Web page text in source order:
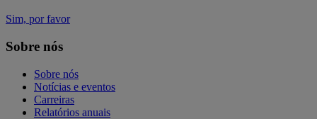
Sim, por favor
Sobre nós
Sobre nós
Notícias e eventos
Carreiras
Relatórios anuais